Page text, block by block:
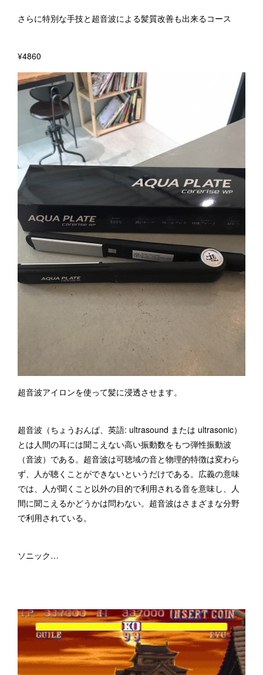
さらに特別な手技と超音波による髪質改善も出来るコース
¥4860
超音波アイロンを使って髪に浸透させます。
超音波（ちょうおんぱ、英語: ultrasound または ultrasonic）
とは人間の耳には聞こえない高い振動数をもつ弾性振動波
（音波）である。超音波は可聴域の音と物理的特徴は変わら
ず、人が聴くことができないというだけである。広義の意味
では、人が聞くこと以外の目的で利用される音を意味し、人
間に聞こえるかどうかは問わない。超音波はさまざまな分野
で利用されている。
ソニック…